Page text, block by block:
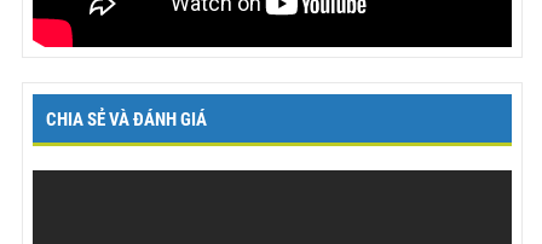
CHIA SẺ VÀ ĐÁNH GIÁ